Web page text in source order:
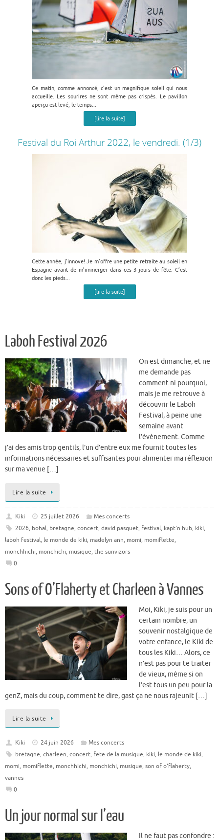
Ce matin, comme annoncé, c’est un magnifique soleil qui nous
accueille. Les sourires ne sont même pas crispés. Le pavillon
aperçu est levé, le temps...
[lire la suite]
Festival du Roi Arthur 2022, le vendredi. (1/3)
Cette année, j’innove! Je m’offre une petite retraite au soleil en
Espagne avant de m’immerger dans ces 3 jours de fête. C’est
donc les pieds...
[lire la suite]
Laboh Festival 2026
On est dimanche, et ne
me demande pas
comment ni pourquoi,
mais je me retrouve à
découvrir le Laboh
Festival, à peine une
semaine avant
l’évènement. Comme
j’ai des amis trop gentils, l’un d’entre eux me fournit toutes les
informations nécessaires et suffisantes pour alimenter ma réflexion
sur ma venue […]
Lire la suite
Kiki 25 juillet 2026
Mes concerts
2026, bohal, bretagne, concert, david pasquet, festival, kapt'n hub, kiki,
laboh festival, le monde de kiki, madelyn ann, momi, momiflette,
monchhichi, monchichi, musique, the sunvizors
0
Sons of O’Flaherty et Charleen à Vannes
Moi, Kiki, je suis pour un
certain nombre, un
souvenir nostalgique de
votre enfance, le Kiki de
tous les Kiki… Alors, ce
n’est pas pour te traiter
de vieux, même si on
l’est tous un peu pour la
genZ, mais du coup, comment te dire, gast ça ne nous rajeunit […]
Lire la suite
Kiki 24 juin 2026
Mes concerts
bretagne, charleen, concert, fete de la musique, kiki, le monde de kiki,
momi, momiflette, monchhichi, monchichi, musique, son of o'flaherty,
vannes
0
Un jour normal sur l’eau
Il ne faut pas confondre :